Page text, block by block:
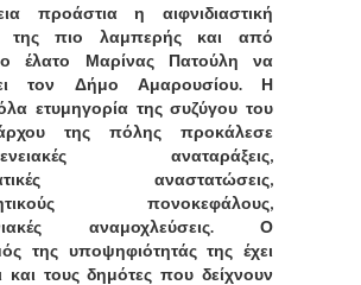
προάστια η αιφνιδιαστική
της πιο λαμπερής και από
έλατο Μαρίνας Πατούλη να
τον Δήμο Αμαρουσίου. Η
ετυμηγορία της συζύγου του
της πόλης προκάλεσε
αναταράξεις,
αναστατώσεις,
πονοκεφάλους,
αναμοχλεύσεις. Ο
της υποψηφιότητάς της έχει
και τους δημότες που δείχνουν